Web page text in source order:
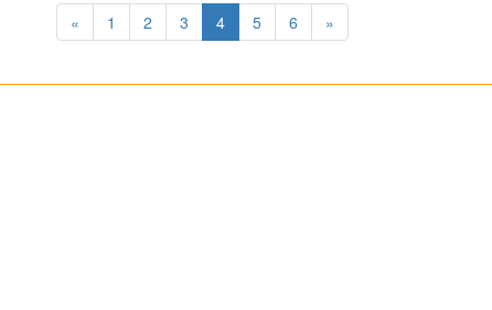
« 1 2 3 4 5 6 »